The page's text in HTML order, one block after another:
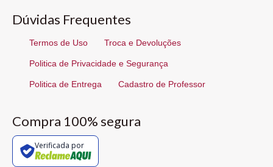
Dúvidas Frequentes
Termos de Uso Troca e Devoluções
Politica de Privacidade e Segurança
Politica de Entrega Cadastro de Professor
Compra 100% segura
Verificada por